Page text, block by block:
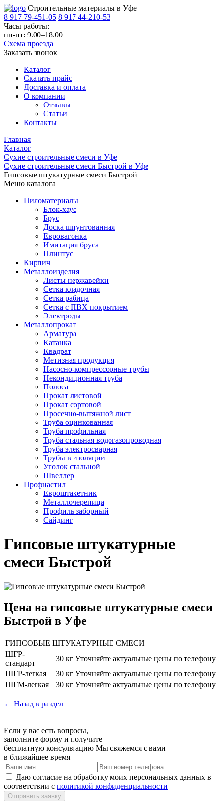
Строительные материалы в Уфе
8 917 79-451-05 8 917 44-210-53
Часы работы:
пн-пт: 9.00–18.00
Схема проезда
Заказать звонок
Каталог
Скачать прайс
Доставка и оплата
О компании
Отзывы
Статьи
Контакты
Главная
Каталог
Сухие строительные смеси в Уфе
Сухие строительные смеси Быстрой в Уфе
Гипсовые штукатурные смеси Быстрой
Меню каталога
Пиломатериалы
Блок-хаус
Брус
Доска шпунтованная
Евровагонка
Имитация бруса
Плинтус
Кирпич
Металлоизделия
Листы нержавейки
Сетка кладочная
Сетка рабица
Сетка с ПВХ покрытием
Электроды
Металлопрокат
Арматура
Катанка
Квадрат
Метизная продукция
Насосно-компрессорные трубы
Некондиционная труба
Полоса
Прокат листовой
Прокат сортовой
Просечно-вытяжной лист
Труба оцинкованная
Труба профильная
Труба стальная водогазопроводная
Труба электросварная
Трубы в изоляции
Уголок стальной
Швеллер
Профнастил
Евроштакетник
Металлочерепица
Профиль заборный
Сайдинг
Гипсовые штукатурные
смеси Быстрой
Цена на гипсовые штукатурные смеси
Быстрой в Уфе
ГИПСОВЫЕ ШТУКАТУРНЫЕ СМЕСИ
ШГР-
стандарт
30 кг Уточняйте актуальные цены по телефону
ШГР-легкая
30 кг Уточняйте актуальные цены по телефону
ШГМ-легкая
30 кг Уточняйте актуальные цены по телефону
← Назад в раздел
Если у вас есть вопросы,
заполните форму и получите
бесплатную консультацию Мы свяжемся с вами
в ближайшее время
Даю согласие на обработку моих персональных данных в
соответствии с политикой конфиденциальности